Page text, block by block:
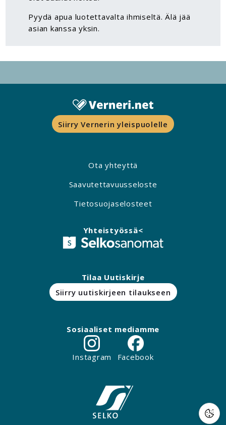
Pyydä apua luotettavalta ihmiseltä. Älä jää
asian kanssa yksin.
Siirry Vernerin yleispuolelle
Ota yhteyttä
Saavutettavuusseloste
Tietosuojaselosteet
Yhteistyössä<
Tilaa Uutiskirje
Siirry uutiskirjeen tilaukseen
Sosiaaliset mediamme
Instagram Facebook